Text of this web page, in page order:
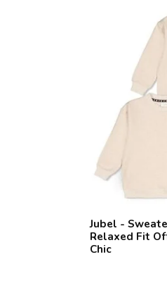
Jubel -
Relaxed Fit
Chic